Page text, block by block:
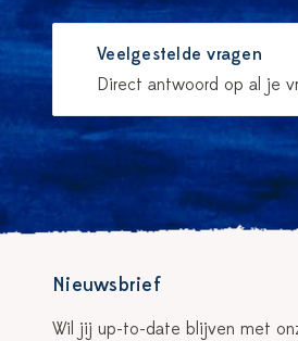
Veelgestelde vragen
Direct antwoord op al je
Nieuwsbrief
Wil jij up-to-date blijven met